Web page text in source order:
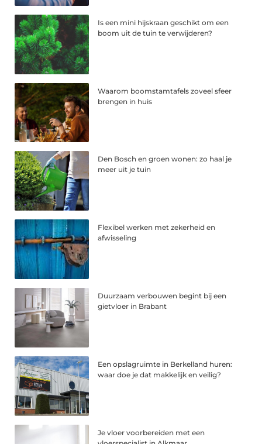
Is een mini hijskraan geschikt om een
boom uit de tuin te verwijderen?
Waarom boomstamtafels zoveel sfeer
brengen in huis
Den Bosch en groen wonen: zo haal je
meer uit je tuin
Flexibel werken met zekerheid en
afwisseling
Duurzaam verbouwen begint bij een
gietvloer in Brabant
Een opslagruimte in Berkelland huren:
waar doe je dat makkelijk en veilig?
Je vloer voorbereiden met een